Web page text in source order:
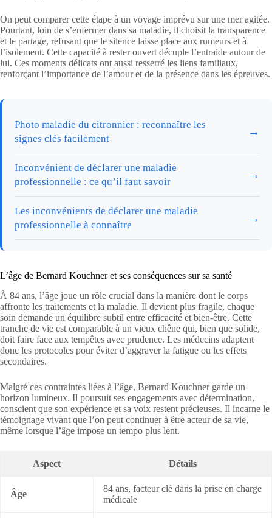
On peut comparer cette étape à un voyage imprévu sur une mer agitée.
Pourtant, loin de s’enfermer dans sa maladie, il choisit la transparence
et le partage, refusant que le silence laisse place aux rumeurs et à
l’isolement. Cette capacité à rester ouvert décuple l’entraide autour de
lui. Ces moments délicats ont aussi resserré les liens familiaux,
renforçant l’importance de l’amour et de la présence dans les épreuves.
Photo maladie du citronnier : reconnaître les
signes clés facilement
→
Inconvénient de déclarer une maladie
professionnelle : ce qu’il faut savoir
→
Les inconvénients de déclarer une maladie
professionnelle à connaître
→
L’âge de Bernard Kouchner et ses conséquences sur sa santé
À 84 ans, l’âge joue un rôle crucial dans la manière dont le corps
affronte les traitements et la maladie. Il devient plus fragile, chaque
soin demande un équilibre subtil entre efficacité et bien-être. Cette
tranche de vie est comparable à un vieux chêne qui, bien que solide,
doit faire face aux tempêtes avec prudence. Les médecins adaptent
donc les protocoles pour éviter d’aggraver la fatigue ou les effets
secondaires.
Malgré ces contraintes liées à l’âge, Bernard Kouchner garde un
horizon lumineux. Il poursuit ses engagements avec détermination,
conscient que son expérience et sa voix restent précieuses. Il incarne le
témoignage vivant que l’on peut continuer à être acteur de sa vie,
même lorsque l’âge impose un tempo plus lent.
Aspect Détails
Âge
84 ans, facteur clé dans la prise en charge
médicale